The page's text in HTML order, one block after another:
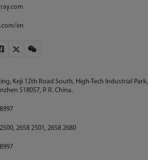
en
Keji 12th Road South, High-Tech Industrial Park,
518057, P. R. China.
2658 2501, 2658 2680